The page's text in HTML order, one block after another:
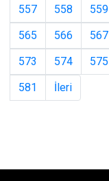
557
558 559
565
566 567
573
574 575
581
İleri